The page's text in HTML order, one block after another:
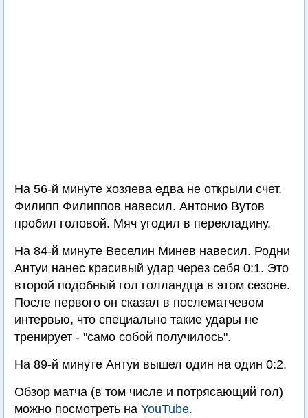
На 56-й минуте хозяева едва не открыли счет.
Филипп Филиппов навесил. Антонио Вутов
пробил головой. Мяч угодил в перекладину.
На 84-й минуте Веселин Минев навесил. Родни
Антуи нанес красивый удар через себя 0:1. Это
второй подобный гол голландца в этом сезоне.
После первого он сказал в послематчевом
интервью, что специально такие удары не
тренирует - "само собой получилось".
На 89-й минуте Антуи вышел один на один 0:2.
Обзор матча (в том числе и потрясающий гол)
можно посмотреть на YouTube.